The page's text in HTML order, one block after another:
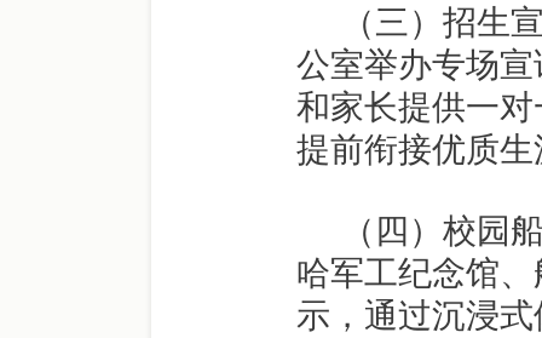
（三）招生
公室举办专场
和家长提供一
提前衔接优质
（四）校园
哈军工纪念馆
示，通过沉浸